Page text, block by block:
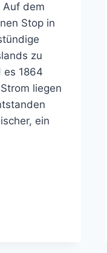
Auf dem
Stop in
zu
es 1864
liegen
ein